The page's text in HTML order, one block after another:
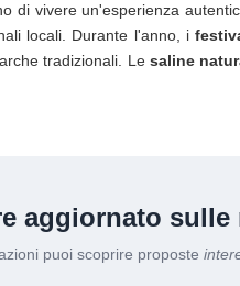
vivere un'esperienza
locali. Durante l'anno, i
tradizionali. Le saline
aggiornato sulle
puoi scoprire proposte